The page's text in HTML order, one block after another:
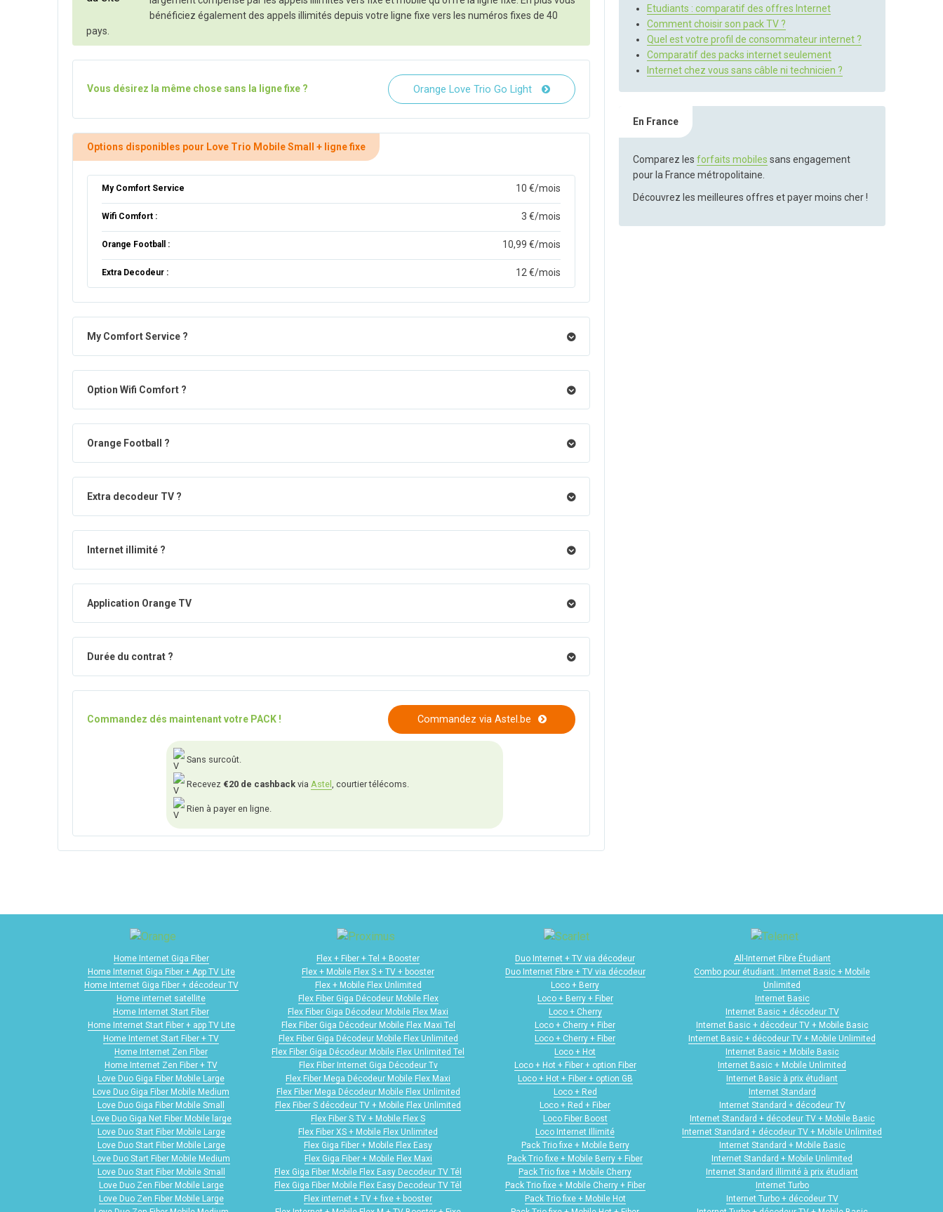
bénéficiez également des appels illimités depuis votre ligne fixe vers les numéros fixes de 40
pays.
Vous désirez la même chose sans la ligne fixe ? Orange Love Trio Go Light
Options disponibles pour Love Trio Mobile Small + ligne fixe
My Comfort Service 10 €/mois
Wifi Comfort : 3 €/mois
Orange Football : 10,99 €/mois
Extra Decodeur : 12 €/mois
My Comfort Service ?
Option Wifi Comfort ?
Orange Football ?
Extra decodeur TV ?
Internet illimité ?
Application Orange TV
Durée du contrat ?
Commandez dés maintenant votre PACK ! Commandez via Astel.be
Sans surcoût.
Recevez €20 de cashbackvia Astel , courtier télécoms.
Rien à payer en ligne.
Etudiants : comparatif des offres Internet
Comment choisir son pack TV ?
Quel est votre profil de consommateur internet ?
Comparatif des packs internet seulement
Internet chez vous sans câble ni technicien ?
En France
Comparez lesforfaits mobiles sans engagement
pour la France métropolitaine.
Découvrez les meilleures offres et payer moins cher !
Home Internet Giga Fiber
Home Internet Giga Fiber + App TV Lite
Home Internet Giga Fiber + décodeur TV
Home internet satellite
Home Internet Start Fiber
Home Internet Start Fiber + app TV Lite
Home Internet Start Fiber + TV
Home Internet Zen Fiber
Home Internet Zen Fiber + TV
Love Duo Giga Fiber Mobile Large
Love Duo Giga Fiber Mobile Medium
Love Duo Giga Fiber Mobile Small
Love Duo Giga Net Fiber Mobile large
Love Duo Start Fiber Mobile Large
Love Duo Start Fiber Mobile Large
Love Duo Start Fiber Mobile Medium
Love Duo Start Fiber Mobile Small
Love Duo Zen Fiber Mobile Large
Love Duo Zen Fiber Mobile Large
Flex + Fiber + Tel + Booster
Flex + Mobile Flex S + TV + booster
Flex + Mobile Flex Unlimited
Flex Fiber Giga Décodeur Mobile Flex
Flex Fiber Giga Décodeur Mobile Flex Maxi
Flex Fiber Giga Décodeur Mobile Flex Maxi Tel
Flex Fiber Giga Décodeur Mobile Flex Unlimited
Flex Fiber Giga Décodeur Mobile Flex Unlimited Tel
Flex Fiber Internet Giga Décodeur Tv
Flex Fiber Mega Décodeur Mobile Flex Maxi
Flex Fiber Mega Décodeur Mobile Flex Unlimited
Flex Fiber S décodeur TV + Mobile Flex Unlimited
Flex Fiber S TV + Mobile Flex S
Flex Fiber XS + Mobile Flex Unlimited
Flex Giga Fiber + Mobile Flex Easy
Flex Giga Fiber + Mobile Flex Maxi
Flex Giga Fiber Mobile Flex Easy Decodeur TV Tél
Flex Giga Fiber Mobile Flex Easy Decodeur TV Tél
Flex internet + TV + fixe + booster
Duo Internet + TV via décodeur
Duo Internet Fibre + TV via décodeur
Loco + Berry
Loco + Berry + Fiber
Loco + Cherry
Loco + Cherry + Fiber
Loco + Cherry + Fiber
Loco + Hot
Loco + Hot + Fiber + option Fiber
Loco + Hot + Fiber + option GB
Loco + Red
Loco + Red + Fiber
Loco Fiber Boost
Loco Internet Illimité
Pack Trio fixe + Mobile Berry
Pack Trio fixe + Mobile Berry + Fiber
Pack Trio fixe + Mobile Cherry
Pack Trio fixe + Mobile Cherry + Fiber
Pack Trio fixe + Mobile Hot
All-Internet Fibre Étudiant
Combo pour étudiant : Internet Basic + Mobile
Unlimited
Internet Basic
Internet Basic + décodeur TV
Internet Basic + décodeur TV + Mobile Basic
Internet Basic + décodeur TV + Mobile Unlimited
Internet Basic + Mobile Basic
Internet Basic + Mobile Unlimited
Internet Basic à prix étudiant
Internet Standard
Internet Standard + décodeur TV
Internet Standard + décodeur TV + Mobile Basic
Internet Standard + décodeur TV + Mobile Unlimited
Internet Standard + Mobile Basic
Internet Standard + Mobile Unlimited
Internet Standard illimité à prix étudiant
Internet Turbo
Internet Turbo + décodeur TV